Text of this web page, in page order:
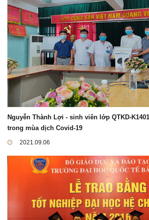
Nguyễn Thành Lợi - sinh viên lớp QTKD-
trong mùa dịch Covid-19
2021.09.06